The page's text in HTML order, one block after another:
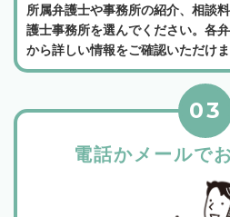
所属弁護士や事務所の紹介、相談
護士事務所を選んでください。各
から詳しい情報をご確認いただけま
電話かメールで
03